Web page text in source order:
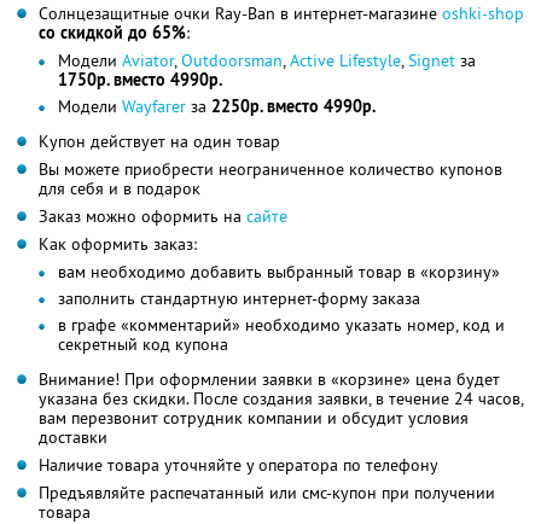
Солнцезащитные очки Ray-Ban в интернет-магазине oshki-shop
со скидкой до 65%:
Модели Aviator,Outdoorsman,Active Lifestyle,Signet за
1750р. вместо 4990р.
Модели Wayfarer за 2250р. вместо 4990р.
Купон действует на один товар
Вы можете приобрести неограниченное количество купонов
для себя и в подарок
Заказ можно оформить на сайте
Как оформить заказ:
вам необходимо добавить выбранный товар в «корзину»
заполнить стандартную интернет-форму заказа
в графе «комментарий» необходимо указать номер, код и
секретный код купона
Внимание! При оформлении заявки в «корзине» цена будет
указана без скидки. После создания заявки, в течение 24 часов,
вам перезвонит сотрудник компании и обсудит условия
доставки
Наличие товара уточняйте у оператора по телефону
Предъявляйте распечатанный или смс-купон при получении
товара